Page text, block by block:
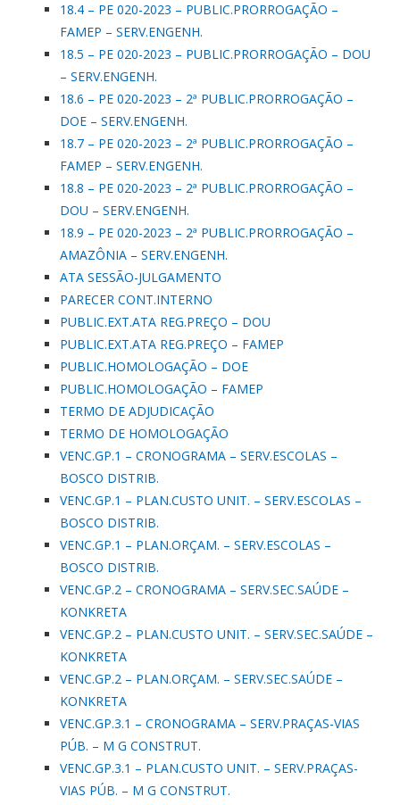
18.4 – PE 020-2023 – PUBLIC.PRORROGAÇÃO –
FAMEP – SERV.ENGENH.
18.5 – PE 020-2023 – PUBLIC.PRORROGAÇÃO – DOU
– SERV.ENGENH.
18.6 – PE 020-2023 – 2ª PUBLIC.PRORROGAÇÃO –
DOE – SERV.ENGENH.
18.7 – PE 020-2023 – 2ª PUBLIC.PRORROGAÇÃO –
FAMEP – SERV.ENGENH.
18.8 – PE 020-2023 – 2ª PUBLIC.PRORROGAÇÃO –
DOU – SERV.ENGENH.
18.9 – PE 020-2023 – 2ª PUBLIC.PRORROGAÇÃO –
AMAZÔNIA – SERV.ENGENH.
ATA SESSÃO-JULGAMENTO
PARECER CONT.INTERNO
PUBLIC.EXT.ATA REG.PREÇO – DOU
PUBLIC.EXT.ATA REG.PREÇO – FAMEP
PUBLIC.HOMOLOGAÇÃO – DOE
PUBLIC.HOMOLOGAÇÃO – FAMEP
TERMO DE ADJUDICAÇÃO
TERMO DE HOMOLOGAÇÃO
VENC.GP.1 – CRONOGRAMA – SERV.ESCOLAS –
BOSCO DISTRIB.
VENC.GP.1 – PLAN.CUSTO UNIT. – SERV.ESCOLAS –
BOSCO DISTRIB.
VENC.GP.1 – PLAN.ORÇAM. – SERV.ESCOLAS –
BOSCO DISTRIB.
VENC.GP.2 – CRONOGRAMA – SERV.SEC.SAÚDE –
KONKRETA
VENC.GP.2 – PLAN.CUSTO UNIT. – SERV.SEC.SAÚDE –
KONKRETA
VENC.GP.2 – PLAN.ORÇAM. – SERV.SEC.SAÚDE –
KONKRETA
VENC.GP.3.1 – CRONOGRAMA – SERV.PRAÇAS-VIAS
PÚB. – M G CONSTRUT.
VENC.GP.3.1 – PLAN.CUSTO UNIT. – SERV.PRAÇAS-
VIAS PÚB. – M G CONSTRUT.